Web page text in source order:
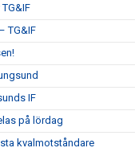
TG&IF
IF
på lördag
kvalmotståndare